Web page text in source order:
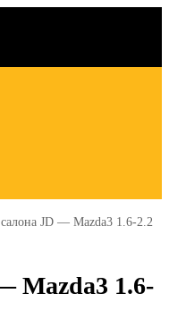
JD — Mazda3 1.6-2.2
Mazda3 1.6-